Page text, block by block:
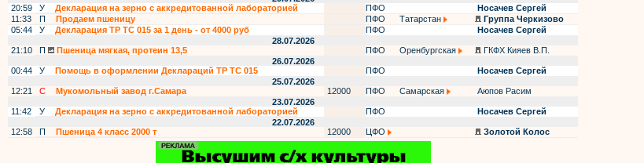
20:59
У Декларация на зерно с аккредитованной лабораторией ПФО
Носачев Сергей
11:33
П Продаем пшеницу ПФО Татарстан
Группа Черкизово
05:44
У Декларация ТР ТС 015 за 1 день - от 4000 руб ПФО
Носачев Сергей
28.07.2026
21:10
П Пшеница мягкая, протеин 13,5 ПФО Оренбургская
ГКФХ Кияев В.П.
26.07.2026
00:44
У Помощь в оформлении Деклараций ТР ТС 015 ПФО
Носачев Сергей
25.07.2026
12:21
С Мукомольный завод г.Самара 12000 ПФО Самарская
Аюпов Расим
23.07.2026
11:42
У Декларация на зерно с аккредитованной лабораторией ПФО
Носачев Сергей
22.07.2026
12:58
П Пшеница 4 класс 2000 т 12000 ЦФО Золотой Колос